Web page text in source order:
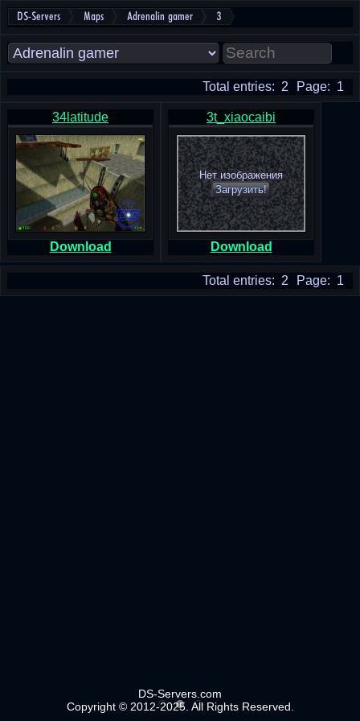
DS-Servers Maps Adrenalin gamer 3
Page: 1
Total entries: 2
34latitude
Download
3t_xiaocaibi
Нет изображения
Загрузить!
Download
Page: 1
Total entries: 2
DS-Servers.com
Copyright © 2012-2025. All Rights Reserved.